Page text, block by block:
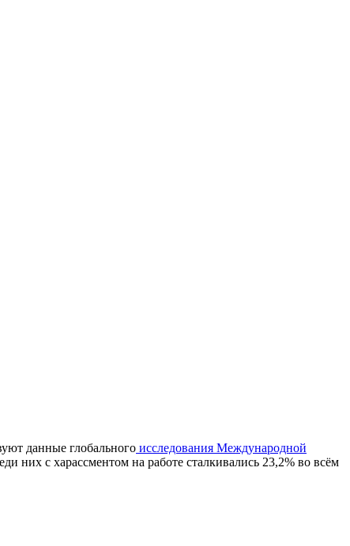
данные глобального исследования Международной
них с харассментом на работе сталкивались 23,2% во всём